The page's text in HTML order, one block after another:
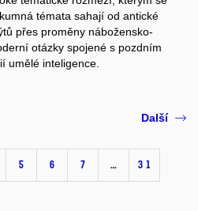
témata sahají od antické
přes proměny nábožensko-
otázky spojené s pozdním
umělé inteligence.
5 6 7 … 31
Další